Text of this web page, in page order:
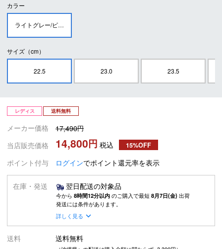
カラー
ライトグレー/ピンク（LGPK）
サイズ（cm）
22.5 23.0 23.5
レディス 送料無料
メーカー価格
17,490
当店販売価格
14,800 税込 15%OFF
ポイント付与 ログインでポイント還元率を表示
在庫・発送 翌日配送の対象品
今から 8時間12分以内のご購入で最短8月7日(金)出荷
発送には条件があります。
詳しく見る
送料 送料無料